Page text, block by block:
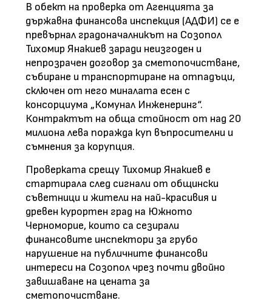
В обект на проверка от Агенцията за
държавна финансова инспекция (АДФИ) се е
превърнал градоначалникът на Созопол
Тихомир Янакиев заради неизгоден и
непрозрачен договор за сметопочистване,
събиране и транспортиране на отпадъци,
сключен от него миналата есен с
консорциума „Комунал Инженеринг“.
Контрактът на обща стойност от над 20
милиона лева поражда куп въпросителни и
съмнения за корупция.
Проверката срещу Тихомир Янакиев е
стартирала след сигнали от общински
съветници и жители на най-красивия и
древен курортен град на Южното
Черноморие, които са сезирали
финансовите инспектори за грубо
нарушение на публичните финансови
интереси на Созопол чрез почти двойно
завишаване на цената за
сметопочистване.